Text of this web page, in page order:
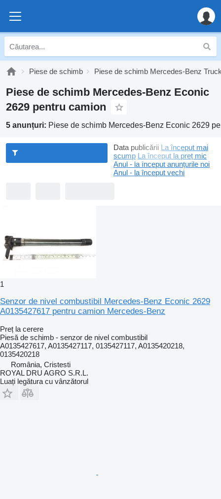
Piese de schimb Piese de schimb Mercedes-Benz
Piese de schimb Mercedes-Benz Econic
2629 pentru camion
5 anunțuri: Piese de schimb Mercedes-Benz Econic 2629
Data publicării La început mai
scump La început la preț mic
Anul - la început anunțurile noi
Anul - la început vechi
1
Senzor de nivel combustibil Mercedes-Benz Econic 2629
A0135427617 pentru camion Mercedes-Benz
Preț la cerere
Piesă de schimb - senzor de nivel combustibil
A0135427617, A0135427117, 0135427117, A0135420218,
0135420218
România, Cristesti
ROYAL DRU AGRO S.R.L.
Luați legătura cu vânzătorul